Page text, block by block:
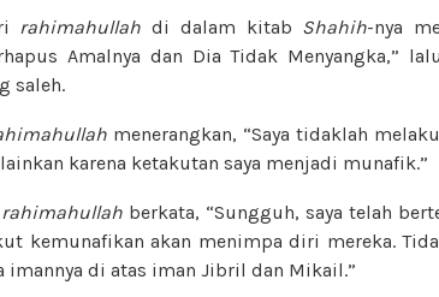
rahimahullah di dalam kitab Shahih-nya
Amalnya dan Dia Tidak Menyangka,”
saleh.
menerangkan, “Saya tidaklah
karena ketakutan saya menjadi munafik.”
rahimahullah berkata, “Sungguh, saya telah
kemunafikan akan menimpa diri mereka.
imannya di atas iman Jibril dan Mikail.”